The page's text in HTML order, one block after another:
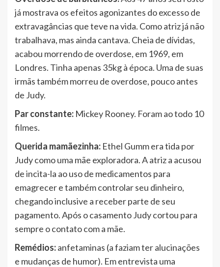
já mostrava os efeitos agonizantes do excesso de
extravagâncias que teve na vida. Como atriz já não
trabalhava, mas ainda cantava. Cheia de dívidas,
acabou morrendo de overdose, em 1969, em
Londres. Tinha apenas 35kg à época. Uma de suas
irmãs também morreu de overdose, pouco antes
de Judy.
Par constante: Mickey Rooney. Foram ao todo 10
filmes.
Querida mamãezinha: Ethel Gumm era tida por
Judy como uma mãe exploradora. A atriz a acusou
de incita-la ao uso de medicamentos para
emagrecer e também controlar seu dinheiro,
chegando inclusive a receber parte de seu
pagamento. Após o casamento Judy cortou para
sempre o contato com a mãe.
Remédios:anfetaminas (a faziam ter alucinações
e mudanças de humor). Em entrevista uma